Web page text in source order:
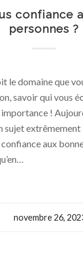
confiance
personnes ?
le domaine que
savoir qui vous
!
sujet
aux
novembre 26,